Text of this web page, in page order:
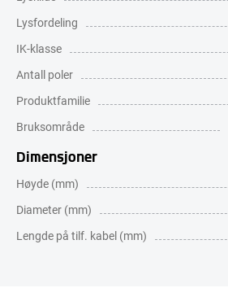
Lysfordeling
IK-klasse
Antall poler
Produktfamilie
Bruksområde
Dimensjoner
Høyde (mm)
Diameter (mm)
Lengde på tilf. kabel (mm)